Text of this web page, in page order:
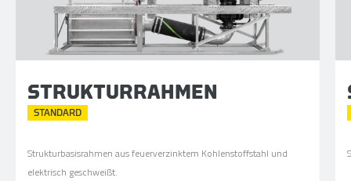
STRUKTURRAHMEN
STANDARD
Strukturbasisrahmen aus feuerverzinktem Kohlenstoffstahl und
elektrisch geschweißt.